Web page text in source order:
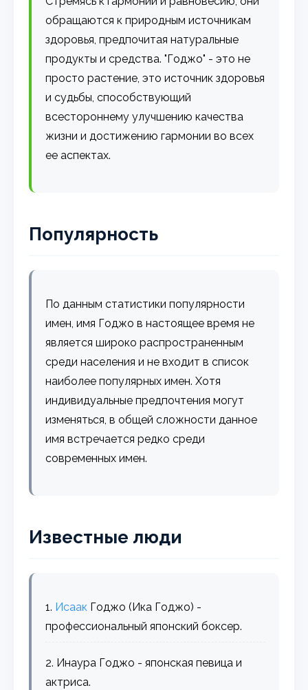
обращаются к природным источникам
здоровья, предпочитая натуральные
продукты и средства. "Годжо" - это не
просто растение, это источник здоровья
и судьбы, способствующий
всестороннему улучшению качества
жизни и достижению гармонии во всех
ее аспектах.
Популярность
По данным статистики популярности
имен, имя Годжо в настоящее время не
является широко распространенным
среди населения и не входит в список
наиболее популярных имен. Хотя
индивидуальные предпочтения могут
изменяться, в общей сложности данное
имя встречается редко среди
современных имен.
Известные люди
1. Исаак Годжо (Ика Годжо) -
профессиональный японский боксер.
2. Инаура Годжо - японская певица и
актриса.